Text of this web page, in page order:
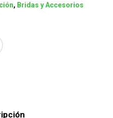
, Bridas y Accesorios